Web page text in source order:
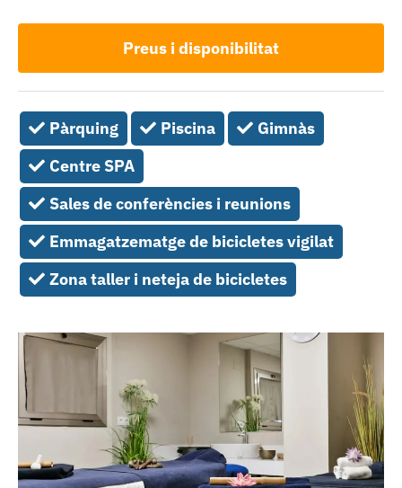
Preus i disponibilitat
Pàrquing Piscina
Gimnàs
Centre SPA
Sales de conferències i reunions
Emmagatzematge de bicicletes vigilat
Zona taller i neteja de bicicletes